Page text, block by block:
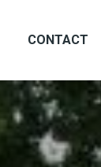
CONTACT